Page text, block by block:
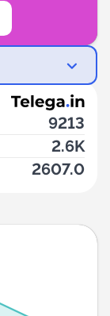
9213
2.6K
2607.0